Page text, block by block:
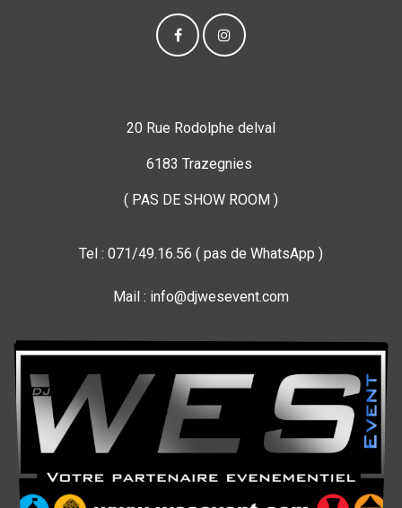
20 Rue Rodolphe delval
6183 Trazegnies
( PAS DE SHOW ROOM )
Tel : 071/49.16.56 ( pas de WhatsApp )
Mail : info@djwesevent.com